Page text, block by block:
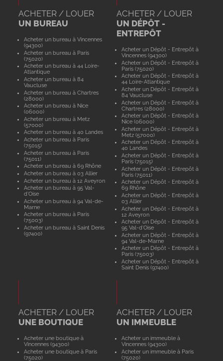
ACHETER / LOUER
UN BUREAU
Acheter un bureau à Vincennes
(94300)
Acheter un bureau à Paris
(75020)
Acheter un bureau à 44 Loire-
Atlantique
Acheter un bureau à 84
Vaucluse
Acheter un bureau à Chartres
(28000)
Acheter un bureau à Nice
(06000)
Acheter un bureau à Metz
(57000)
Acheter un bureau à 40 Landes
Acheter un bureau à Paris
(75015)
Acheter un bureau à Paris
(75011)
Acheter un bureau à 69 Rhône
Acheter un bureau à 03 Allier
Acheter un bureau à 12 Aveyron
Acheter un bureau à 95 Val-
d'Oise
Acheter un bureau à 94 Val-de-
Marne
Acheter un bureau à Paris
(75003)
Acheter un bureau à Saint Denis
(97400)
ACHETER / LOUER
UN DÉPÔT -
ENTREPÔT
Acheter un Dépôt - Entrepôt à
Vincennes (94300)
Acheter un Dépôt - Entrepôt à
Paris (75020)
Acheter un Dépôt - Entrepôt à
44 Loire-Atlantique
Acheter un Dépôt - Entrepôt à
84 Vaucluse
Acheter un Dépôt - Entrepôt à
Chartres (28000)
Acheter un Dépôt - Entrepôt à
Nice (06000)
Acheter un Dépôt - Entrepôt à
Metz (57000)
Acheter un Dépôt - Entrepôt à
40 Landes
Acheter un Dépôt - Entrepôt à
Paris (75015)
Acheter un Dépôt - Entrepôt à
Paris (75011)
Acheter un Dépôt - Entrepôt à
69 Rhône
Acheter un Dépôt - Entrepôt à
03 Allier
Acheter un Dépôt - Entrepôt à
12 Aveyron
Acheter un Dépôt - Entrepôt à
95 Val-d'Oise
Acheter un Dépôt - Entrepôt à
94 Val-de-Marne
Acheter un Dépôt - Entrepôt à
Paris (75003)
Acheter un Dépôt - Entrepôt à
Saint Denis (97400)
ACHETER / LOUER
UNE BOUTIQUE
Acheter une boutique à
Vincennes (94300)
Acheter une boutique à Paris
(75020)
ACHETER / LOUER
UN IMMEUBLE
Acheter un immeuble à
Vincennes (94300)
Acheter un immeuble à Paris
(75020)